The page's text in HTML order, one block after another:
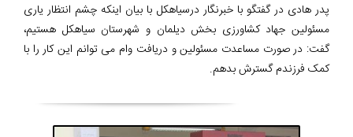
پدر هادی در گفتگو با خبرنگار درسیاهکل با بیان اینکه چشم انتظار یاری
مسئولین جهاد کشاورزی بخش دیلمان و شهرستان سیاهکل هستیم،
گفت: در صورت مساعدت مسئولین و دریافت وام می توانم این کار را با
کمک فرزندم گسترش بدهم.